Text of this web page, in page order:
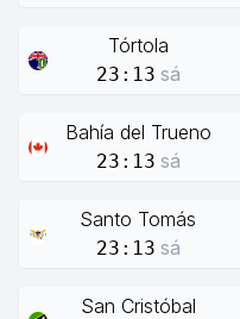
Tórtola
23:13 sá
Bahía del Trueno
23:13 sá
Santo Tomás
23:13 sá
San Cristóbal